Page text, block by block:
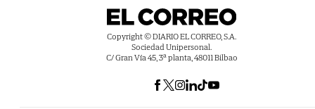
Copyright © DIARIO EL CORREO, S.A.
Sociedad Unipersonal.
C/ Gran Vía 45, 3ª planta, 48011 Bilbao